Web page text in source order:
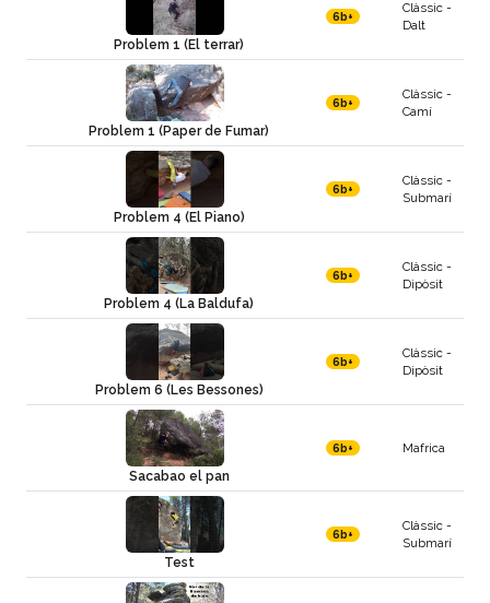
Problem 1 (El terrar)
6b+
Clàssic -
Dalt
Problem 1 (Paper de Fumar)
6b+
Clàssic -
Camí
Problem 4 (El Piano)
6b+
Clàssic -
Submarí
Problem 4 (La Baldufa)
6b+
Clàssic -
Dipòsit
Problem 6 (Les Bessones)
6b+
Clàssic -
Dipòsit
Sacabao el pan
6b+ Mafrica
Test
6b+
Clàssic -
Submarí